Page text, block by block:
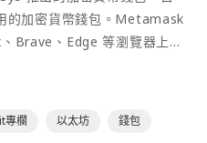
的加密貨幣錢包。Metamask
Brave、Edge 等瀏覽器上作
上非常方便。
專欄 以太坊 錢包